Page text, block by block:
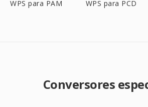
WPS para PAM WPS para PCD
Conversores